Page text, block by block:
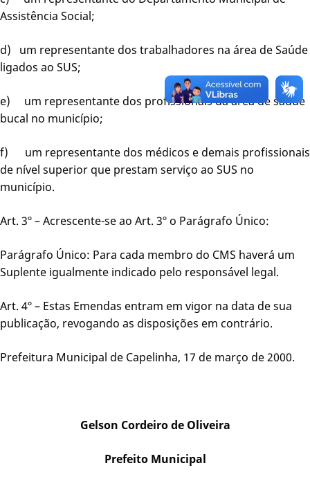
Assistência Social;
d) um representante dos trabalhadores na área de Saúde
ligados ao SUS;
e) um representante dos profissionais da área de saúde
bucal no município;
f) um representante dos médicos e demais profissionais
de nível superior que prestam serviço ao SUS no
município.
Art. 3º – Acrescente-se ao Art. 3º o Parágrafo Único:
Parágrafo Único: Para cada membro do CMS haverá um
Suplente igualmente indicado pelo responsável legal.
Art. 4º – Estas Emendas entram em vigor na data de sua
publicação, revogando as disposições em contrário.
Prefeitura Municipal de Capelinha, 17 de março de 2000.
Gelson Cordeiro de Oliveira
Prefeito Municipal